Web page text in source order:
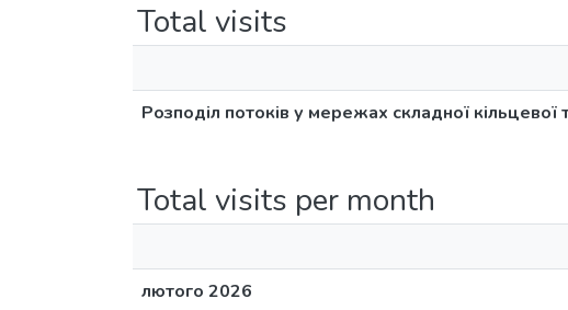
Total visits
Розподіл потоків у мережах складної кільцевої
Total visits per month
лютого 2026